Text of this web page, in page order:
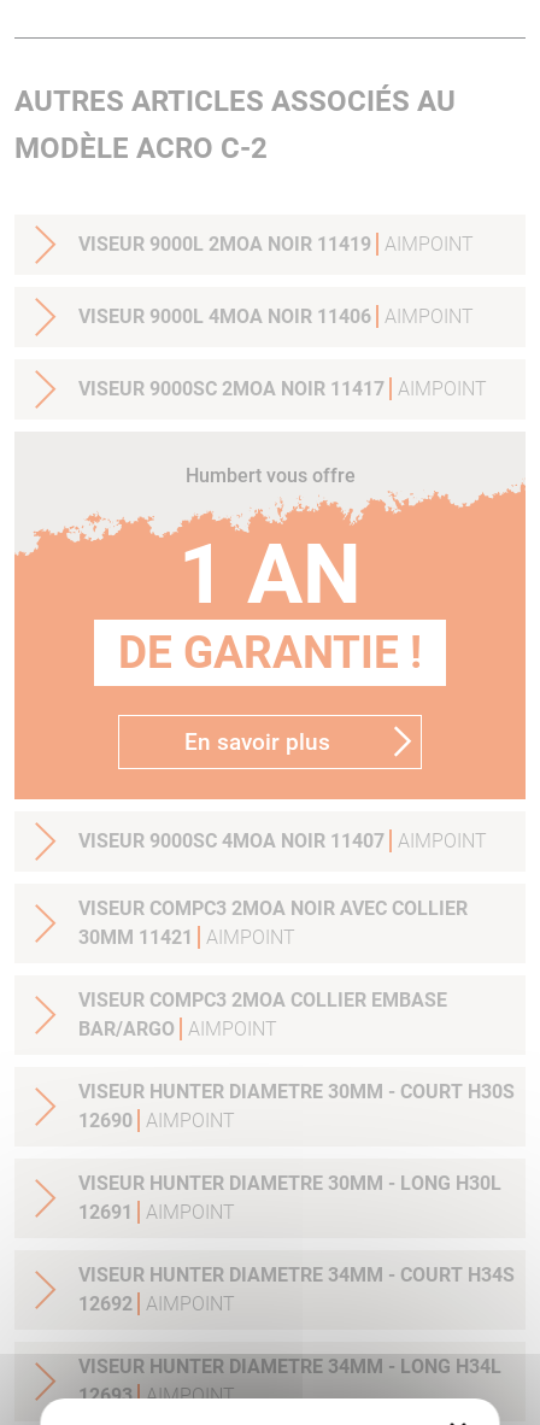
AUTRES ARTICLES ASSOCIÉS AU
MODÈLE ACRO C-2
VISEUR 9000L 2MOA NOIR 11419 AIMPOINT
VISEUR 9000L 4MOA NOIR 11406 AIMPOINT
VISEUR 9000SC 2MOA NOIR 11417 AIMPOINT
Humbert vous offre
1 AN
DE GARANTIE !
En savoir plus
VISEUR 9000SC 4MOA NOIR 11407 AIMPOINT
VISEUR COMPC3 2MOA NOIR AVEC COLLIER
30MM 11421
AIMPOINT
VISEUR COMPC3 2MOA COLLIER EMBASE
BAR/ARGO
AIMPOINT
VISEUR HUNTER DIAMETRE 30MM - COURT H30S
12690 AIMPOINT
VISEUR HUNTER DIAMETRE 30MM - LONG H30L
12691
AIMPOINT
VISEUR HUNTER DIAMETRE 34MM - COURT H34S
12692 AIMPOINT
VISEUR HUNTER DIAMETRE 34MM - LONG H34L
12693 AIMPOINT